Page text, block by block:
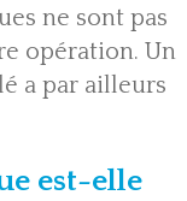
ne sont pas
opération. Un
a par ailleurs
est-elle